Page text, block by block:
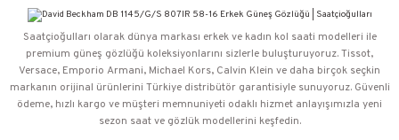
Saatçioğulları⁠ olarak dünya markası erkek ve kadın kol saati modelleri ile
premium güneş gözlüğü koleksiyonlarını sizlerle buluşturuyoruz. Tissot,
Versace, Emporio Armani, Michael Kors, Calvin Klein ve daha birçok seçkin
markanın orijinal ürünlerini Türkiye distribütör garantisiyle sunuyoruz. Güvenli
ödeme, hızlı kargo ve müşteri memnuniyeti odaklı hizmet anlayışımızla yeni
sezon saat ve gözlük modellerini keşfedin.